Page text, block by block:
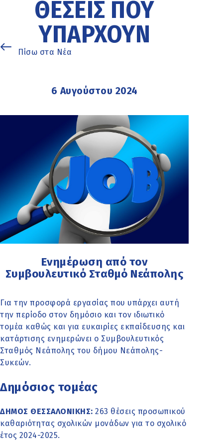
ΘΈΣΕΙΣ ΠΟΥ
ΥΠΆΡΧΟΥΝ
Πίσω στα Νέα
6 Αυγούστου 2024
Ενημέρωση από τον
Συμβουλευτικό Σταθμό Νεάπολης
Για την προσφορά εργασίας που υπάρχει αυτή
την περίοδο στον δημόσιο και τον ιδιωτικό
τομέα καθώς και για ευκαιρίες εκπαίδευσης και
κατάρτισης ενημερώνει ο Συμβουλευτικός
Σταθμός Νεάπολης του δήμου Νεάπολης-
Συκεών.
Δημόσιος τομέας
ΔΗΜΟΣ ΘΕΣΣΑΛΟΝΙΚΗΣ: 263 θέσεις προσωπικού
καθαριότητας σχολικών μονάδων για το σχολικό
έτος 2024-2025.